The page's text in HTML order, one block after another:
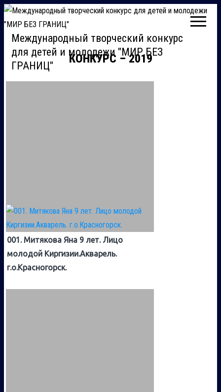
Международный творческий конкурс
для детей и молодежи "МИР БЕЗ
ГРАНИЦ"
КОНКУРС – 2019
001. Митякова Яна 9 лет. Лицо
молодой Киргизии.Акварель.
г.о.Красногорск.